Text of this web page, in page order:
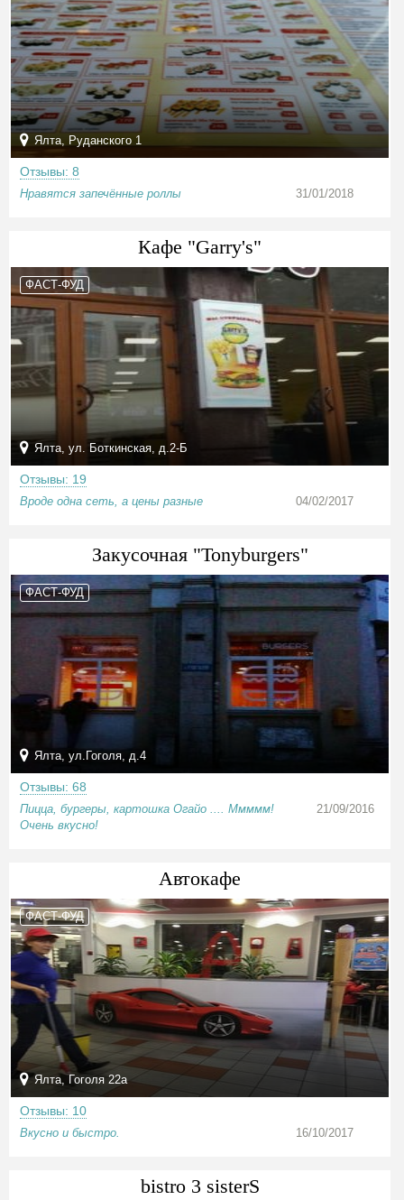
Ялта, Руданского 1
Отзывы: 8
Нравятся запечённые роллы 31/01/2018
Кафе "Garry's"
ФАСТ-ФУД
Ялта, ул. Боткинская, д.2-Б
Отзывы: 19
Вроде одна сеть, а цены разные 04/02/2017
Закусочная "Tonyburgers"
ФАСТ-ФУД
Ялта, ул.Гоголя, д.4
Отзывы: 68
Пицца, бургеры, картошка Огайо .... Ммммм!
Очень вкусно!
21/09/2016
Автокафе
ФАСТ-ФУД
Ялта, Гоголя 22а
Отзывы: 10
Вкусно и быстро. 16/10/2017
bistro 3 sisterS